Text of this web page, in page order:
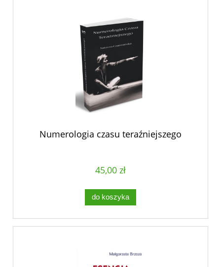
Numerologia czasu teraźniejszego
45,00 zł
do koszyka